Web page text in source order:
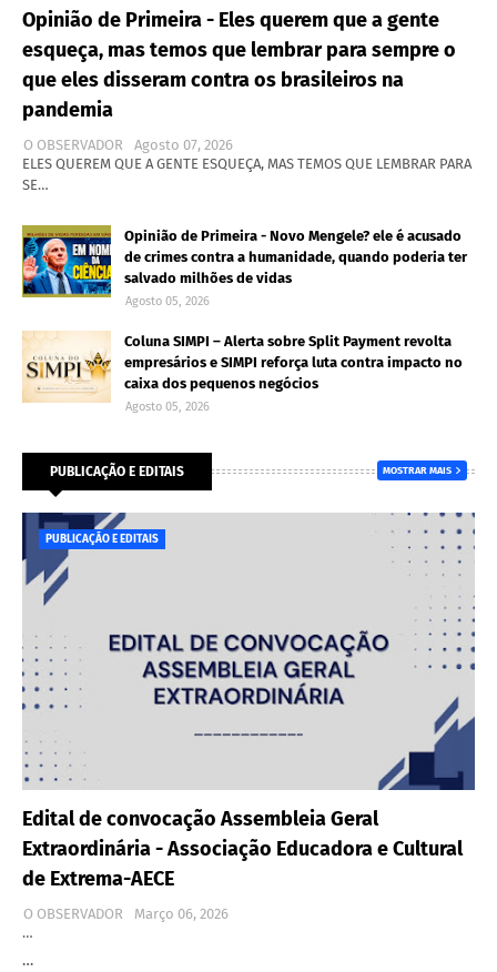
Opinião de Primeira - Eles querem que a gente
esqueça, mas temos que lembrar para sempre o
que eles disseram contra os brasileiros na
pandemia
O OBSERVADOR
Agosto 07, 2026
ELES QUEREM QUE A GENTE ESQUEÇA, MAS TEMOS QUE LEMBRAR PARA
SE…
Opinião de Primeira - Novo Mengele? ele é acusado
de crimes contra a humanidade, quando poderia ter
salvado milhões de vidas
Agosto 05, 2026
Coluna SIMPI – Alerta sobre Split Payment revolta
empresários e SIMPI reforça luta contra impacto no
caixa dos pequenos negócios
Agosto 05, 2026
PUBLICAÇÃO E EDITAIS MOSTRAR MAIS
PUBLICAÇÃO E EDITAIS
Edital de convocação Assembleia Geral
Extraordinária - Associação Educadora e Cultural
de Extrema-AECE
O OBSERVADOR
Março 06, 2026
…
…